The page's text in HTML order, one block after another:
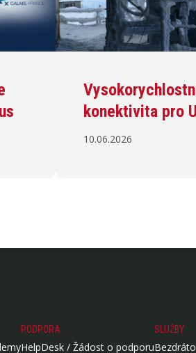
konektivita pro
10.06.2026
PODPORA
HelpDesk / Žádost o podporu
SLUŽBY